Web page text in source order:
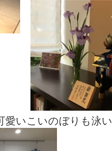
愛いこいのぼりも泳